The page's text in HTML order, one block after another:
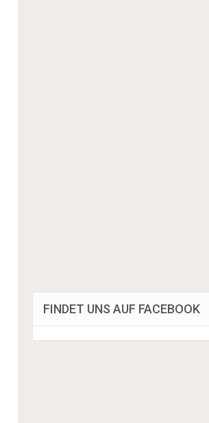
FINDET UNS AUF FACEBOOK